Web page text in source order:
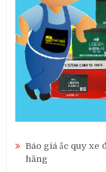
Báo giá ắc quy xe
hãng